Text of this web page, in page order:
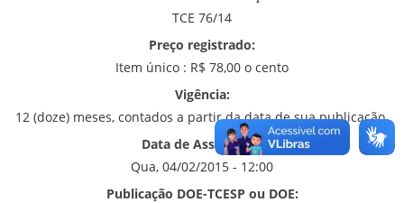
TCE 76/14
Preço registrado:
Item único : R$ 78,00 o cento
Vigência:
12 (doze) meses, contados a partir da data de sua publicação.
Data de Assinatura:
Qua, 04/02/2015 - 12:00
Publicação DOE-TCESP ou DOE: